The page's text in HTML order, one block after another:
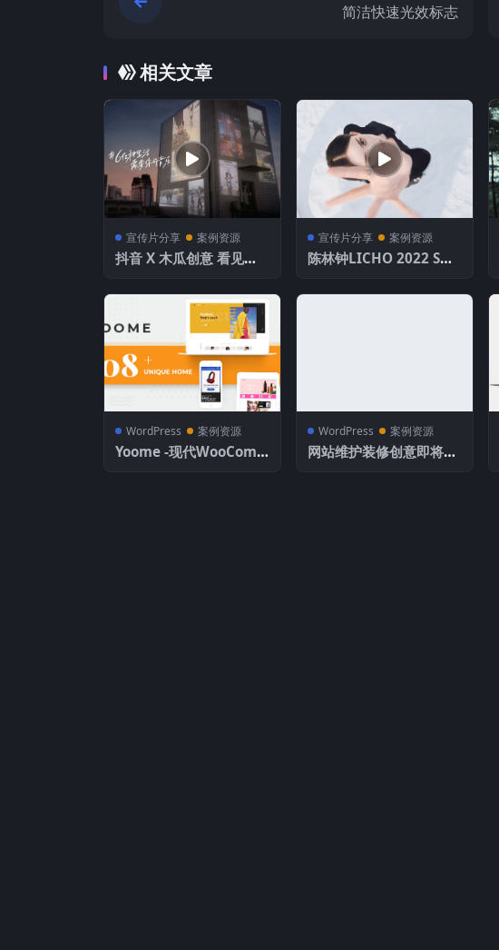
简洁快速光效标志
相关文章
宣传片分享 案例资源
抖音 X 木瓜创意 看见音
宣传片分享 案例资源
陈林钟LICHO 2022 SH
WordPress 案例资源
Yoome -现代WooCom
WordPress 案例资源
网站维护装修创意即将推